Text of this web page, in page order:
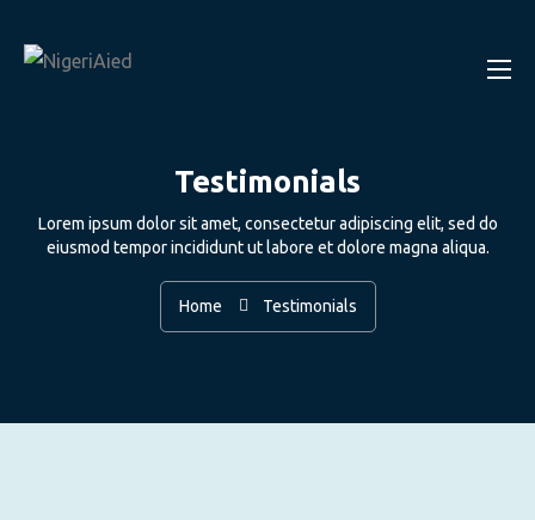
Testimonials
Lorem ipsum dolor sit amet, consectetur adipiscing elit, sed do
eiusmod tempor incididunt ut labore et dolore magna aliqua.
Home Testimonials